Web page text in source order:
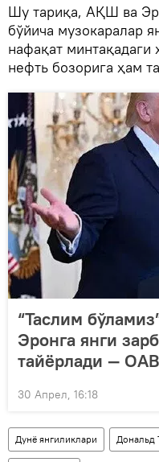
Шу тариқа, АҚШ ва
бўйича музокаралар
нафақат
нефть бозорига ҳам
“Таслим
Эронга янги
тайёрлади — ОАВ
30 Апрел, 16:18
Дунё янгиликлари Дональд